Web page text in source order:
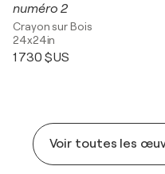
numéro 2
Crayon sur Bois
24x24in
1 730 $US
Voir toutes les